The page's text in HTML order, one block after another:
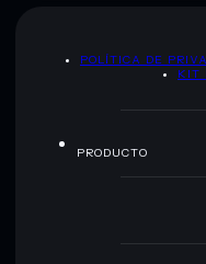
POLÍTICA DE
KIT
PRODUCTO